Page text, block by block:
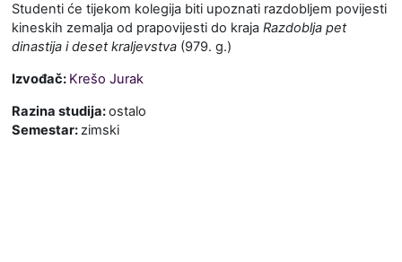
Studenti će tijekom kolegija biti upoznati razdobljem povijesti
kineskih zemalja od prapovijesti do kraja Razdoblja pet
dinastija i deset kraljevstva (979. g.)
Izvođač: Krešo Jurak
Razina studija:ostalo
Semestar:zimski